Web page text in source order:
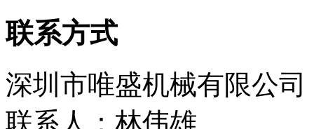
联系方式
深圳市唯盛机械有限公司
联系人：林伟雄